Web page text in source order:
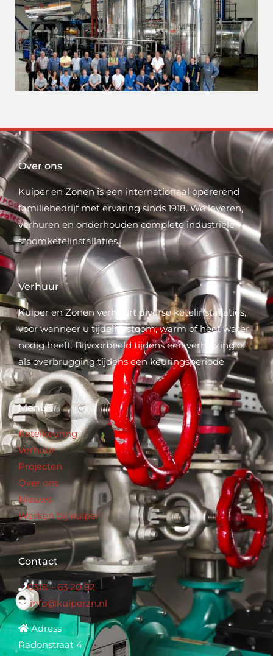
Over ons
Kuiper en Zonen is een internationaal opererend
familiebedrijf met ervaring sinds 1918. We leveren,
verhuren en onderhouden complete industriële
stoomketelinstallaties.
Verhuur
Kuiper en Zonen verhuurt diverse ketelinstallaties,
voor wanneer u tijdelijk stoom, warm of heet water
nodig heeft. Bijvoorbeeld tijdens een verhuizing of
als overbrugging tijdens een keuringsperiode
Menu
Ketelkeuring
Verhuur
Projecten
Over ons
Nieuws
Werken bij kuiper
Contact
0318 – 63 20 92
info@kuiperzn.nl
Adress
Radonstraat 4